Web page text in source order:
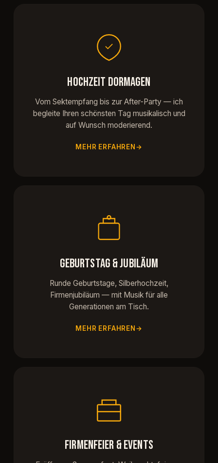
HOCHZEIT DORMAGEN
Vom Sektempfang bis zur After-Party — ich
begleite Ihren schönsten Tag musikalisch und
auf Wunsch moderierend.
MEHR ERFAHREN
GEBURTSTAG & JUBILÄUM
Runde Geburtstage, Silberhochzeit,
Firmenjubiläum — mit Musik für alle
Generationen am Tisch.
MEHR ERFAHREN
FIRMENFEIER & EVENTS